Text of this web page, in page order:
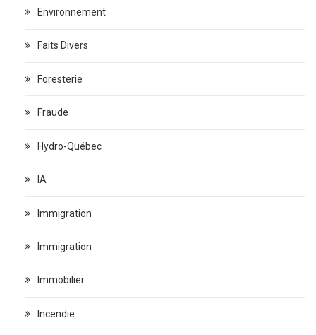
Environnement
Faits Divers
Foresterie
Fraude
Hydro-Québec
IA
Immigration
Immigration
Immobilier
Incendie